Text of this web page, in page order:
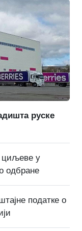
руске
циљеве у
одбране
податке о